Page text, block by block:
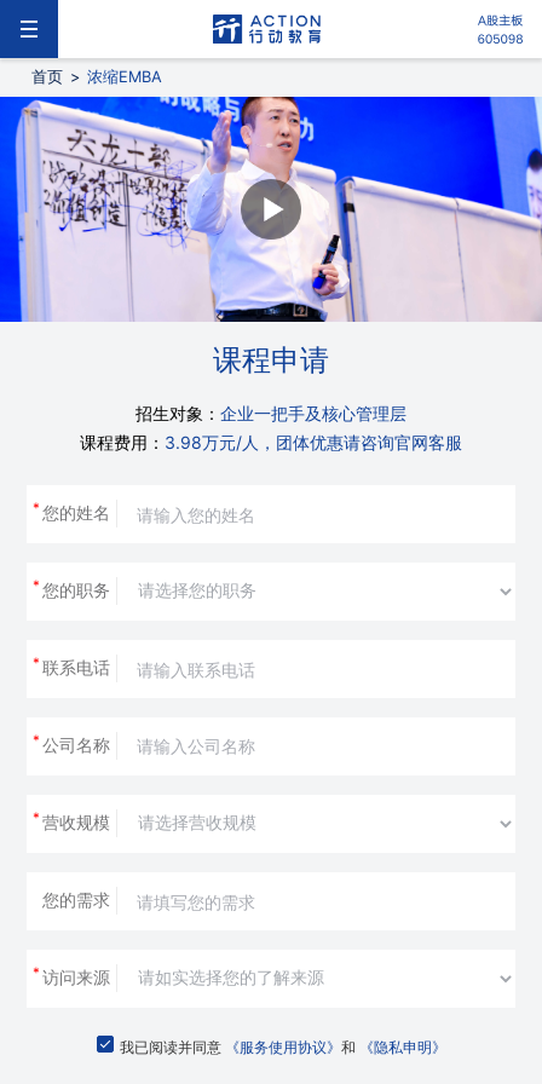
首页 > 浓缩EMBA
课程申请
招生对象： 企业一把手及核心管理层
课程费用： 3.98万元/人，团体优惠请咨询官网客服
* 您的姓名
* 您的职务
* 联系电话
* 公司名称
* 营收规模
您的需求
* 访问来源
我已阅读并同意 《服务使用协议》 和 《隐私申明》